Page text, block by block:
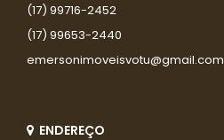
(17) 99716-2452
(17) 99653-2440
emersonimoveisvotu@gmail.com
ENDEREÇO